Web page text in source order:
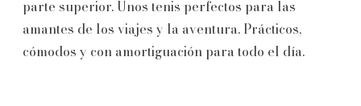
parte superior. Unos tenis perfectos para las
amantes de los viajes y la aventura. Prácticos,
cómodos y con amortiguación para todo el día.